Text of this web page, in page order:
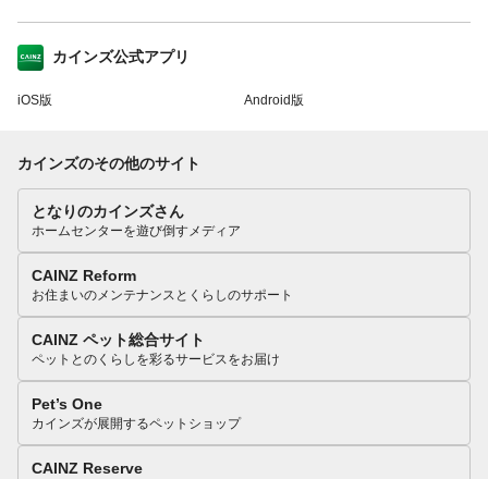
カインズ公式アプリ
iOS版 Android版
カインズのその他のサイト
となりのカインズさん
ホームセンターを遊び倒すメディア
CAINZ Reform
お住まいのメンテナンスとくらしのサポート
CAINZ ペット総合サイト
ペットとのくらしを彩るサービスをお届け
Pet’s One
カインズが展開するペットショップ
CAINZ Reserve